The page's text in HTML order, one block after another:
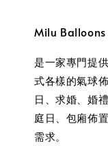
Milu Balloons
是一家專門提
式各樣的氣球
日、求婚、婚
庭日、包廂佈
需求。